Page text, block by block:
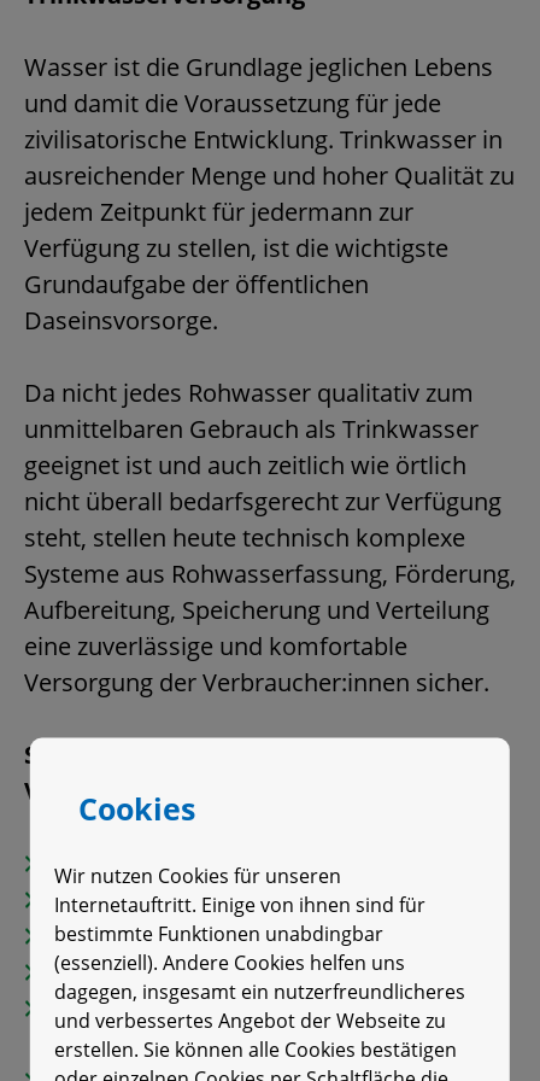
Wasser ist die Grundlage jeglichen Lebens
und damit die Voraussetzung für jede
zivilisatorische Entwicklung. Trinkwasser in
ausreichender Menge und hoher Qualität zu
jedem Zeitpunkt für jedermann zur
Verfügung zu stellen, ist die wichtigste
Grundaufgabe der öffentlichen
Daseinsvorsorge.
Da nicht jedes Rohwasser qualitativ zum
unmittelbaren Gebrauch als Trinkwasser
geeignet ist und auch zeitlich wie örtlich
nicht überall bedarfsgerecht zur Verfügung
steht, stellen heute technisch komplexe
Systeme aus Rohwasserfassung, Förderung,
Aufbereitung, Speicherung und Verteilung
eine zuverlässige und komfortable
Versorgung der Verbraucher:innen sicher.
Sämtliche Komponenten dieses
Versorgungssystems wie …
Brunnen
Wasserwerke und Aufbereitungsanlagen
Speicher- und Hochbehälter
Trinkwasserleitungen und -netze
Transportleitungen und -
verbundsysteme
Cookies
Wir nutzen Cookies für unseren
Internetauftritt. Einige von ihnen sind für
bestimmte Funktionen unabdingbar
(essenziell). Andere Cookies helfen uns
dagegen, insgesamt ein nutzerfreundlicheres
und verbessertes Angebot der Webseite zu
erstellen. Sie können alle Cookies bestätigen